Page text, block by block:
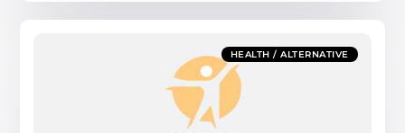
HEALTH / ALTERNATIVE